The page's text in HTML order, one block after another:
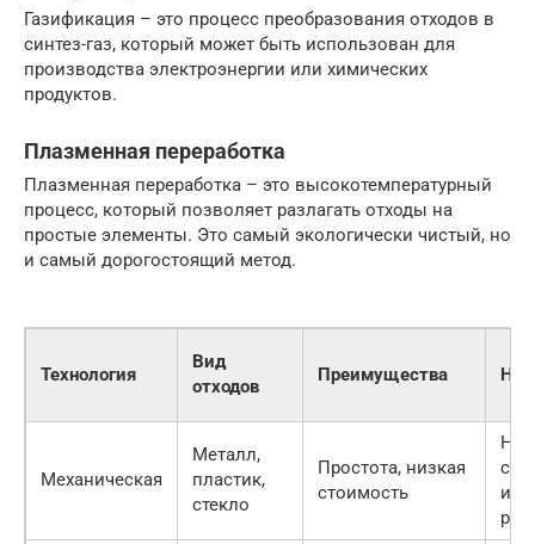
Газификация – это процесс преобразования отходов в
синтез-газ, который может быть использован для
производства электроэнергии или химических
продуктов.
Плазменная переработка
Плазменная переработка – это высокотемпературный
процесс, который позволяет разлагать отходы на
простые элементы. Это самый экологически чистый, но
и самый дорогостоящий метод.
Технология
Вид
отходов
Преимущества
Механическая
Металл,
пластик,
стекло
Простота, низкая
стоимость